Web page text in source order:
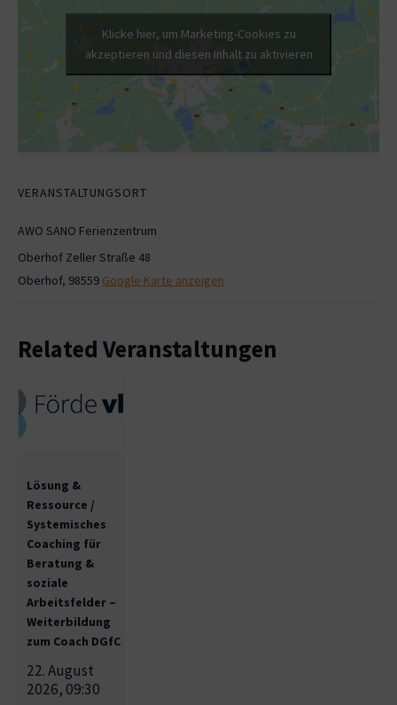
VERANSTALTUNGSORT
AWO SANO Ferienzentrum
Oberhof Zeller Straße 48
Oberhof, 98559 Google Karte anzeigen
Klicke hier, um Marketing-Cookies zu
akzeptieren und diesen Inhalt zu aktivieren
Related Veranstaltungen
Lösung &
Ressource /
Systemisches
Coaching für
Beratung &
soziale
Arbeitsfelder –
Weiterbildung
zum Coach DGfC
22. August
2026, 09:30